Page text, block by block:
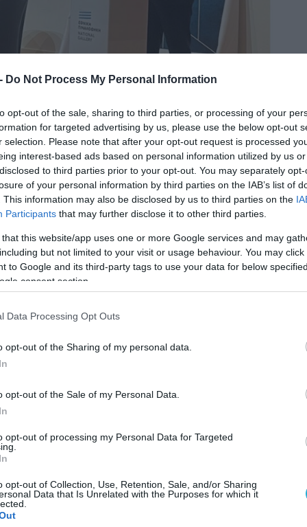
Do Not Process My Personal Information
opt-out of the sale, sharing to third parties, or processing of your
for targeted advertising by us, please use the below opt-out
selection. Please note that after your opt-out request is processed
interest-based ads based on personal information utilized by us
to third parties prior to your opt-out. You may separately
of your personal information by third parties on the IAB’s list of
This information may also be disclosed by us to third parties on the
Participants that may further disclose it to other third parties.
that this website/app uses one or more Google services and may
but not limited to your visit or usage behaviour. You may
to Google and its third-party tags to use your data for below
consent section.
Data Processing Opt Outs
opt-out of the Sharing of my personal data.
opt-out of the Sale of my Personal Data.
opt-out of processing my Personal Data for Targeted
opt-out of Collection, Use, Retention, Sale, and/or Sharing
Data that Is Unrelated with the Purposes for which it
υπευθυνότητα και στην ενίσχυση της
Εθνικής Οικονομίας και Οικονομικών,
χαιρετισμό, και εκ μέρους του Υπουργού
Αρχής Διαφάνειας, όπου παρουσιάστηκε η
για το Σύστημα Εσωτερικού Ελέγχου σε
παρακολουθεί στενά την πορεία
δημοσιονομικής διαχείρισης, και
της λογοδοσίας, διαφάνειας και
με την Εθνική Αρχή Διαφάνειας και
Σημείωσε δε ότι «
η συντονισμένη
ελεγκτικές διαδικασίες γίνονται πιο
την παρακολούθηση των
απαιτήσεων και προκλήσεων, ο
με τη μετάβαση σε ένα πιο ώριμο, υπεύθυνο
Εθνικής Οικονομίας και Οικονομικών.
διαχείριση των δημόσιων πόρων, για την
την καταπολέμηση της διαφθοράς. Είναι